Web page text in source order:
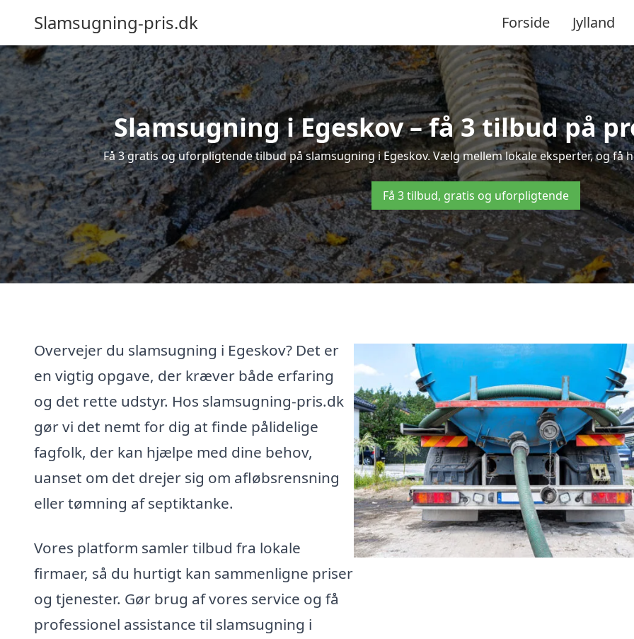
Slamsugning-pris.dk Forside Jylland
Slamsugning i Egeskov – få 3 tilbud på
Få 3 gratis og uforpligtende tilbud på slamsugning i Egeskov. Vælg mellem lokale eksperter, og få
Få 3 tilbud, gratis og uforpligtende
Overvejer du slamsugning i Egeskov? Det er
en vigtig opgave, der kræver både erfaring
og det rette udstyr. Hos slamsugning-pris.dk
gør vi det nemt for dig at finde pålidelige
fagfolk, der kan hjælpe med dine behov,
uanset om det drejer sig om afløbsrensning
eller tømning af septiktanke.
Vores platform samler tilbud fra lokale
firmaer, så du hurtigt kan sammenligne priser
og tjenester. Gør brug af vores service og få
professionel assistance til slamsugning i